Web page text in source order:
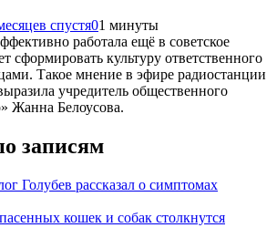
спустя01 минуты
работала ещё в советское
сформировать культуру ответственного
Такое мнение в эфире радиостанции
учредитель общественного
Жанна Белоусова.
записям
Голубев рассказал о симптомах
кошек и собак столкнутся